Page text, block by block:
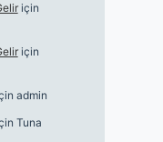
için
için
admin
Tuna